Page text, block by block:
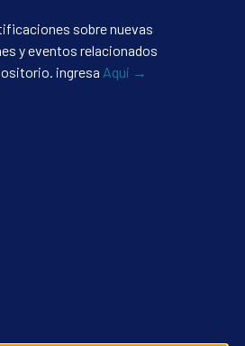
sobre nuevas
y eventos relacionados
ingresa Aqui →